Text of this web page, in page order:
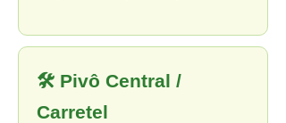
🛠 Pivô Central /
Carretel